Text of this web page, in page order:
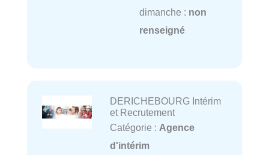
dimanche : non
renseigné
DERICHEBOURG Intérim
et Recrutement
Catégorie : Agence
d'intérim